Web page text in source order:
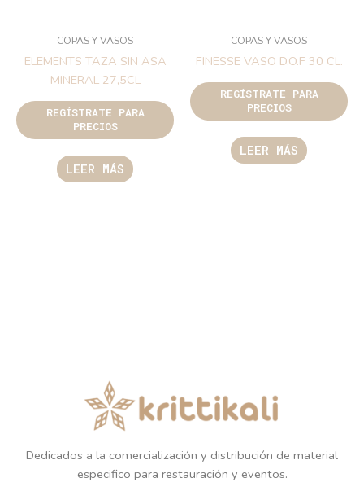
COPAS Y VASOS
ELEMENTS TAZA SIN ASA
MINERAL 27,5CL
REGÍSTRATE PARA
PRECIOS
LEER MÁS
COPAS Y VASOS
FINESSE VASO D.O.F 30 CL.
REGÍSTRATE PARA
PRECIOS
LEER MÁS
Dedicados a la comercialización y distribución de material
especifico para restauración y eventos.